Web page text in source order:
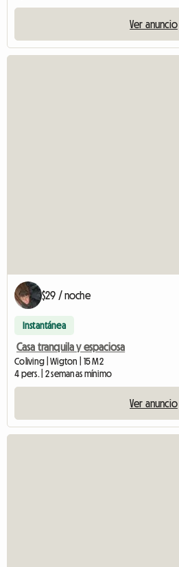
Ver anuncio
$29 / noche
Instantánea
Casa tranquila y espaciosa
Coliving | Wigton | 15 M2
4 pers. | 2 semanas mínimo
Ver anuncio